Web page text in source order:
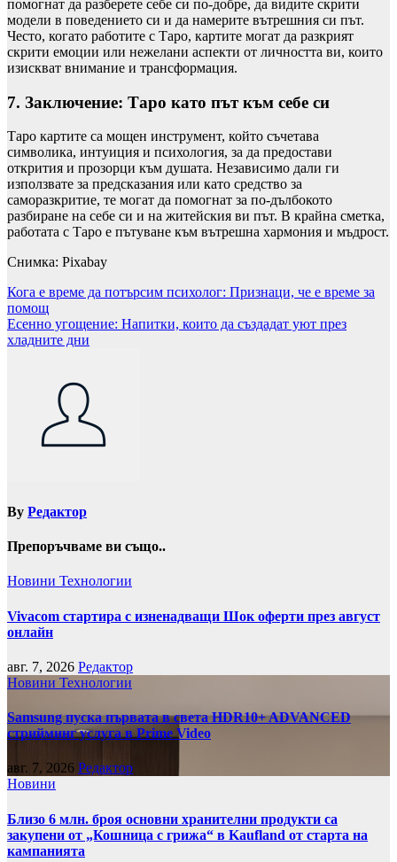
помогнат да разберете себе си по-добре, да видите скрити
модели в поведението си и да намерите вътрешния си път.
Често, когато работите с Таро, картите могат да разкрият
скрити емоции или нежелани аспекти от личността ви, които
изискват внимание и трансформация.
7. Заключение: Таро като път към себе си
Таро картите са мощен инструмент, който съчетава
символика, интуиция и психология, за да предостави
открития и прозорци към душата. Независимо дали ги
използвате за предсказания или като средство за
саморазкритие, те могат да помогнат за по-дълбокото
разбиране на себе си и на житейския ви път. В крайна сметка,
работата с Таро е пътуване към вътрешна хармония и мъдрост.
Снимка: Pixabay
Навигация
Кога е време да потърсим психолог: Признаци, че е време за
помощ
Есенно угощение: Напитки, които да създадат уют през
хладните дни
By Редактор
Препоръчваме ви също..
Новини Технологии
Vivacom стартира с изненадващи Шок оферти през август
онлайн
авг. 7, 2026 Редактор
Новини Технологии
Samsung пуска първата в света HDR10+ ADVANCED
стрийминг услуга в Prime Video
авг. 7, 2026 Редактор
Новини
Близо 6 млн. броя основни хранителни продукти са
закупени от „Кошница с грижа“ в Kaufland от старта на
кампанията